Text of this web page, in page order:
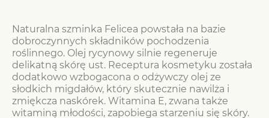
Naturalna szminka Felicea powstała na bazie
dobroczynnych składników pochodzenia
roślinnego. Olej rycynowy silnie regeneruje
delikatną skórę ust. Receptura kosmetyku została
dodatkowo wzbogacona o odżywczy olej ze
słodkich migdałów, który skutecznie nawilża i
zmiękcza naskórek. Witamina E, zwana także
witaminą młodości, zapobiega starzeniu się skóry.